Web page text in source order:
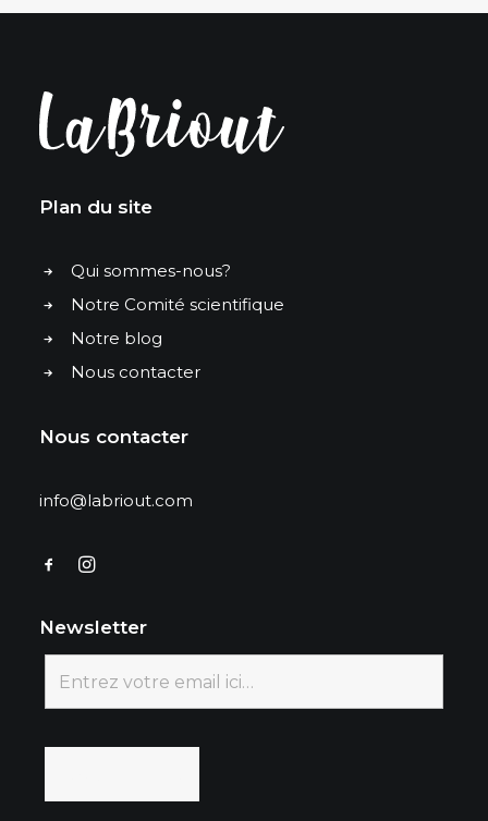
Plan du site
Qui sommes-nous?
Notre Comité scientifique
Notre blog
Nous contacter
Nous contacter
info@labriout.com
Newsletter